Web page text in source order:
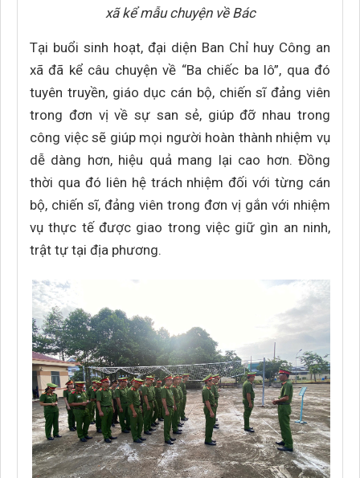
xã kể mẫu chuyện về Bác
Tại buổi sinh hoạt, đại diện Ban Chỉ huy Công an
xã đã kể câu chuyện về “Ba chiếc ba lô”, qua đó
tuyên truyền, giáo dục cán bộ, chiến sĩ đảng viên
trong đơn vị về sự san sẻ, giúp đỡ nhau trong
công việc sẽ giúp mọi người hoàn thành nhiệm vụ
dễ dàng hơn, hiệu quả mang lại cao hơn. Đồng
thời qua đó liên hệ trách nhiệm đối với từng cán
bộ, chiến sĩ, đảng viên trong đơn vị gắn với nhiệm
vụ thực tế được giao trong việc giữ gìn an ninh,
trật tự tại địa phương.